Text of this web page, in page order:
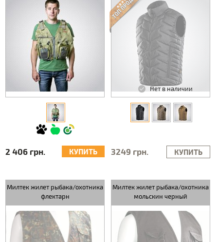
2 406 грн. КУПИТЬ
Нет в наличии
3249 грн. КУПИТЬ
Милтек жилет рыбака/охотника
флектарн
Милтек жилет рыбака/охотника
мольскин черный